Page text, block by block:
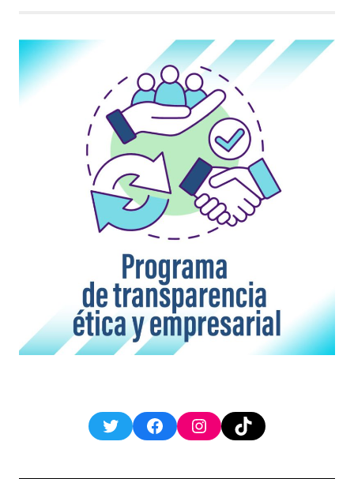
TwitterFacebookInstagram
TikTok